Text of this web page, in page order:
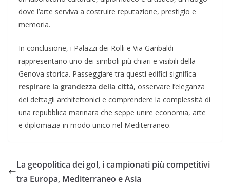
dove l’arte serviva a costruire reputazione, prestigio e
memoria.
In conclusione, i Palazzi dei Rolli e Via Garibaldi
rappresentano uno dei simboli più chiari e visibili della
Genova storica. Passeggiare tra questi edifici significa
respirare la grandezza della città, osservare l’eleganza
dei dettagli architettonici e comprendere la complessità di
una repubblica marinara che seppe unire economia, arte
e diplomazia in modo unico nel Mediterraneo.
La geopolitica dei gol, i campionati più competitivi
tra Europa, Mediterraneo e Asia